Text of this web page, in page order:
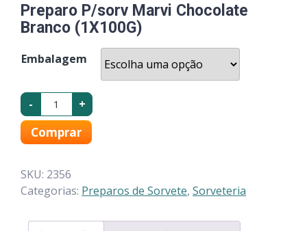
Preparo P/sorv Marvi Chocolate
Branco (1X100G)
Embalagem
- +
Comprar
SKU: 2356
Categorias: Preparos de Sorvete, Sorveteria